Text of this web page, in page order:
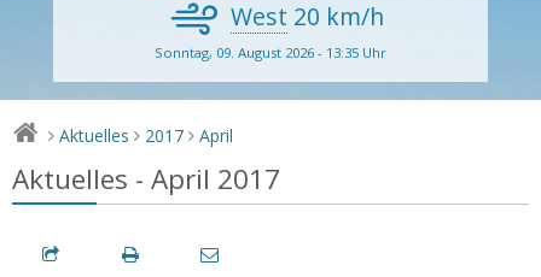
West 20 km/h
Sonntag, 09. August 2026 - 13:35 Uhr
> Aktuelles > 2017 > April
Aktuelles - April 2017